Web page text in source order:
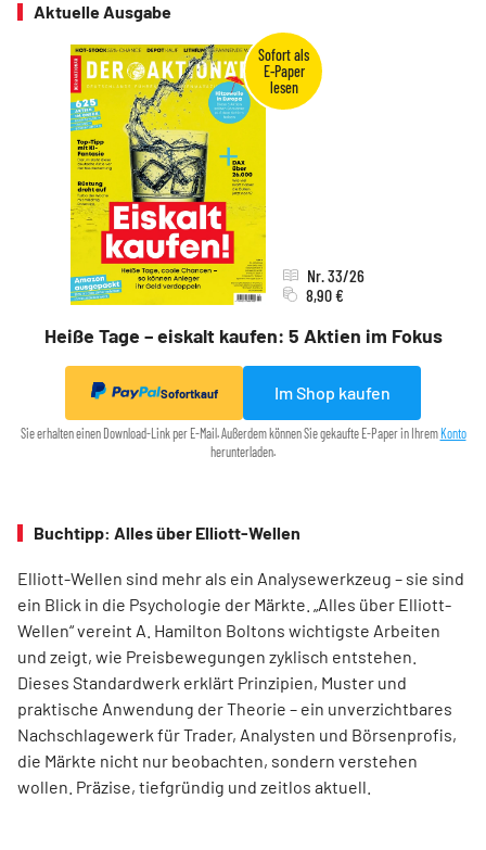
Aktuelle Ausgabe
Heiße Tage – eiskalt kaufen: 5 Aktien im Fokus
Nr. 33/26
8,90 €
Sofortkauf Im Shop kaufen
Sie erhalten einen Download-Link per E-Mail. Außerdem können Sie gekaufte E-Paper in Ihrem Konto
herunterladen.
Buchtipp: Alles über Elliott-Wellen
Elliott-Wellen sind mehr als ein Analysewerkzeug – sie sind
ein Blick in die Psychologie der Märkte. „Alles über Elliott-
Wellen“ vereint A. Hamilton Boltons wichtigste Arbeiten
und zeigt, wie Preisbewegungen zyklisch entstehen.
Dieses Standardwerk erklärt Prinzipien, Muster und
praktische Anwendung der Theorie – ein unverzichtbares
Nachschlagewerk für Trader, Analysten und Börsenprofis,
die Märkte nicht nur beobachten, sondern verstehen
wollen. Präzise, tiefgründig und zeitlos aktuell.